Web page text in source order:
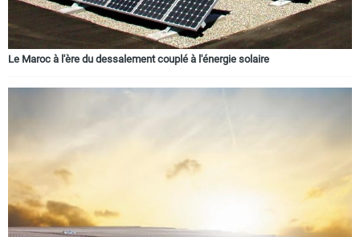
Le Maroc à l'ère du dessalement couplé à l'énergie solaire